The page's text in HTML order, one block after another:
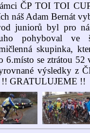
ČP TOI TOI
náš Adam Bernát
juniorů byl pro
pohyboval ve
skupinka,
6.místo se ztrátou
výsledky z
!! GRATULUJEME !!